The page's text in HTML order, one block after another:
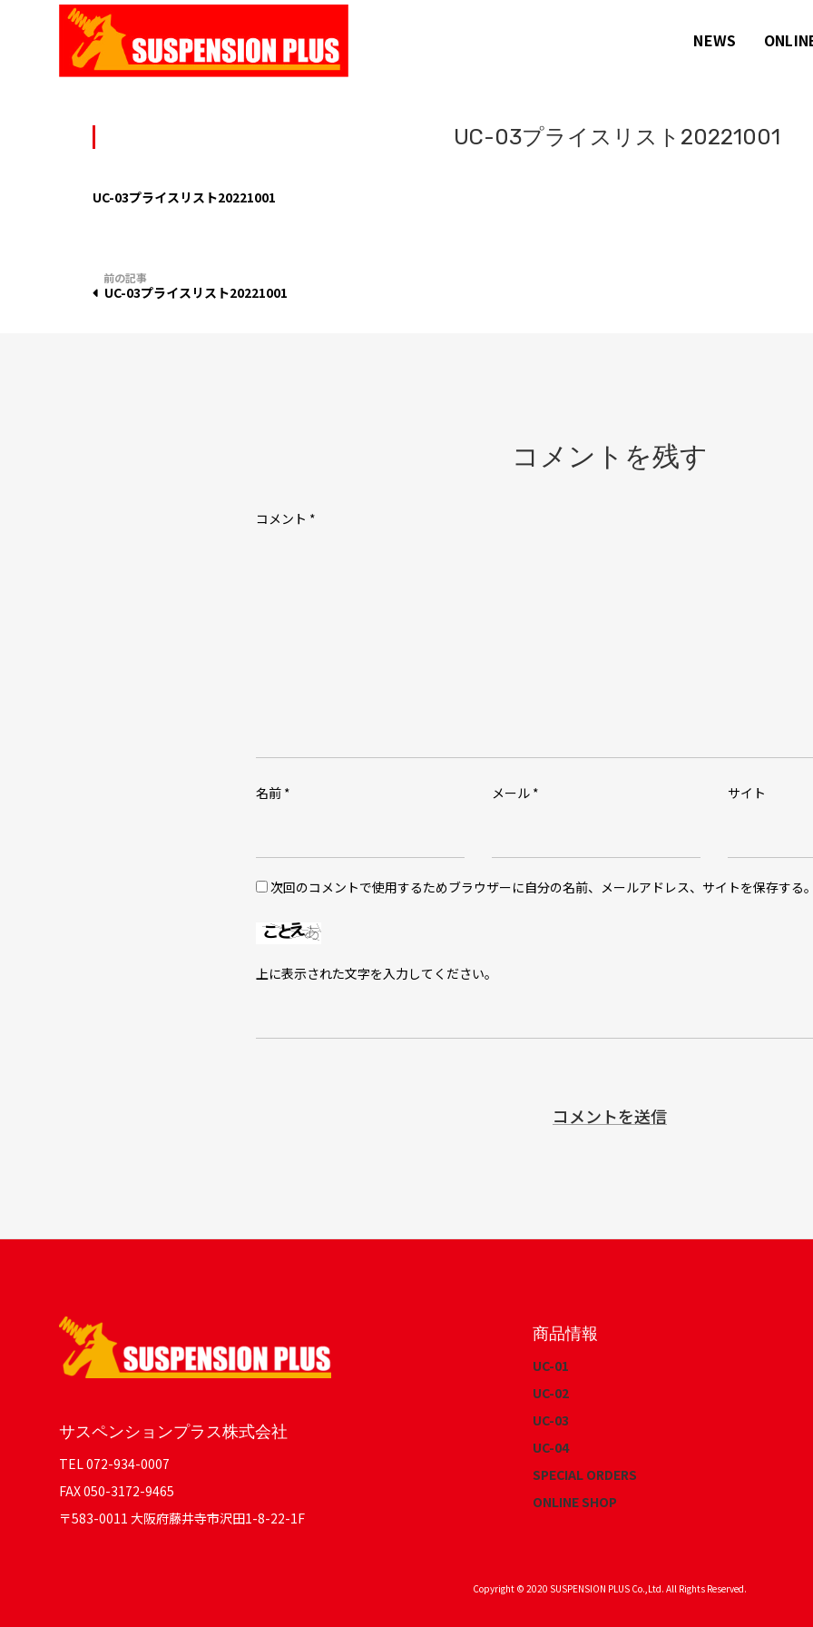
NEWS
UC-03プライスリスト20221001
UC-03プライスリスト20221001
投
稿UC-03プライスリスト20221001
コメントを残す
コメント *
名前 * メール * サイト
次回のコメントで使用するためブラウザーに自分の名前、メールアドレス、サイトを保存する
上に表示された文字を入力してください。
サスペンションプラス株式会社
TEL 072-934-0007
FAX 050-3172-9465
〒583-0011 大阪府藤井寺市沢田1-8-22-1F
商品情報
UC-01
UC-02
UC-03
UC-04
SPECIAL ORDERS
ONLINE SHOP
Copyright © 2020 SUSPENSION PLUS Co.,Ltd. All Rights Reserved.